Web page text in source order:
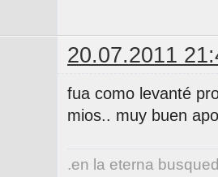
20.07.2011
fua como levanté
mios.. muy buen
.en la eterna